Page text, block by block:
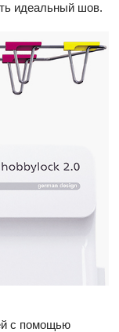
идеальный шов.
с помощью